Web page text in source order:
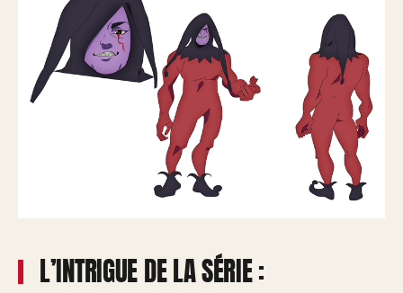
L’INTRIGUE DE LA SÉRIE :